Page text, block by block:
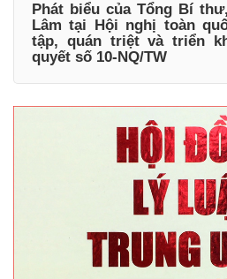
Phát biểu của Tổng Bí
Lâm tại Hội nghị toàn
tập, quán triệt và triển
quyết số 10-NQ/TW